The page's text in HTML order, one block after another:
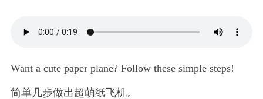
Want a cute paper plane? Follow these simple steps!
简单几步做出超萌纸飞机。